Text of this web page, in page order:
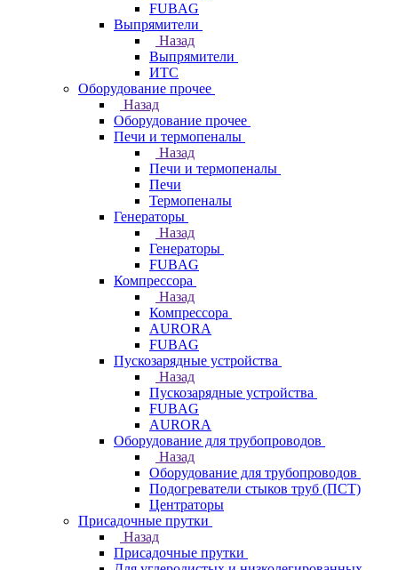
FUBAG
Выпрямители
Назад
Выпрямители
ИТС
Оборудование прочее
Назад
Оборудование прочее
Печи и термопеналы
Назад
Печи и термопеналы
Печи
Термопеналы
Генераторы
Назад
Генераторы
FUBAG
Компрессора
Назад
Компрессора
AURORA
FUBAG
Пускозарядные устройства
Назад
Пускозарядные устройства
FUBAG
AURORA
Оборудование для трубопроводов
Назад
Оборудование для трубопроводов
Подогреватели стыков труб (ПСТ)
Центраторы
Присадочные прутки
Назад
Присадочные прутки